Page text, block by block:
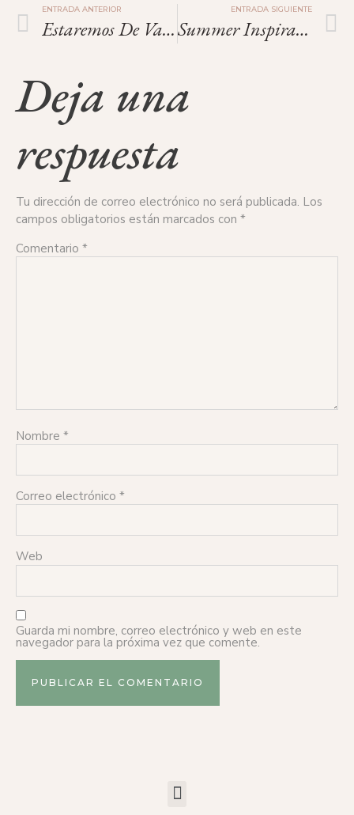
ENTRADA ANTERIOR
Estaremos De Vacaciones.
ENTRADA SIGUIENTE
Summer Inspiration: Louis Dahl-Wolf
Deja una
respuesta
Tu dirección de correo electrónico no será publicada. Los
campos obligatorios están marcados con *
Comentario *
Nombre *
Correo electrónico *
Web
Guarda mi nombre, correo electrónico y web en este
navegador para la próxima vez que comente.